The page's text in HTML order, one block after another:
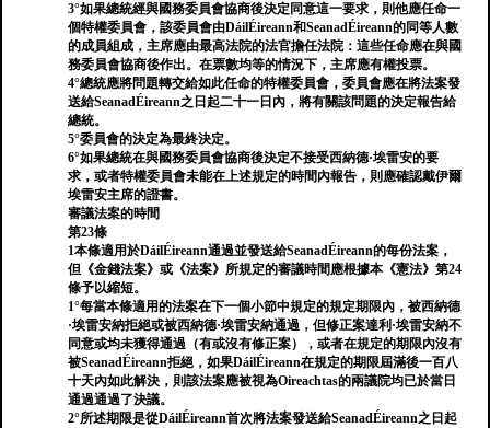
3°如果總統經與國務委員會協商後決定同意這一要求，則他應任命一
個特權委員會，該委員會由DáilÉireann和SeanadÉireann的同等人數
的成員組成，主席應由最高法院的法官擔任法院：這些任命應在與國
務委員會協商後作出。在票數均等的情況下，主席應有權投票。
4°總統應將問題轉交給如此任命的特權委員會，委員會應在將法案發
送給SeanadÉireann之日起二十一日內，將有關該問題的決定報告給
總統。
5°委員會的決定為最終決定。
6°如果總統在與國務委員會協商後決定不接受西納德·埃雷安的要
求，或者特權委員會未能在上述規定的時間內報告，則應確認戴伊爾
埃雷安主席的證書。
審議法案的時間
第23條
1本條適用於DáilÉireann通過並發送給SeanadÉireann的每份法案，
但《金錢法案》或《法案》所規定的審議時間應根據本《憲法》第24
條予以縮短。
1°每當本條適用的法案在下一個小節中規定的規定期限內，被西納德
·埃雷安納拒絕或被西納德·埃雷安納通過，但修正案達利·埃雷安納不
同意或均未獲得通過（有或沒有修正案），或者在規定的期限內沒有
被SeanadÉireann拒絕，如果DáilÉireann在規定的期限屆滿後一百八
十天內如此解決，則該法案應被視為Oireachtas的兩議院均已於當日
通過通過了決議。
2°所述期限是從DáilÉireann首次將法案發送給SeanadÉireann之日起